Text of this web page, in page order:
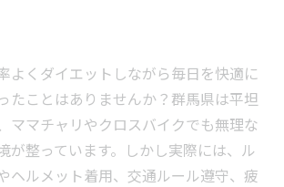
よくダイエットしながら毎日を快適に
たことはありませんか？群馬県は平坦
ママチャリやクロスバイクでも無理な
が整っています。しかし実際には、ル
ヘルメット着用、交通ルール遵守、疲